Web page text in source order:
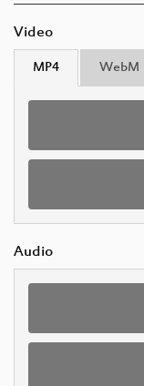
Video
MP4 WebM
Audio